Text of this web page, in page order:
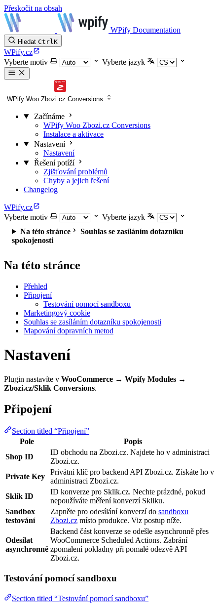
Přeskočit na obsah
WPify Documentation
Hledat CtrlK
WPify.cz
Vyberte motiv
Vyberte jazyk
WPify Woo Zbozi.cz Conversions
Začínáme
WPify Woo Zbozi.cz Conversions
Instalace a aktivace
Nastavení
Nastavení
Řešení potíží
Zjišťování problémů
Chyby a jejich řešení
Changelog
WPify.cz
Vyberte motiv
Vyberte jazyk
Na této stránce
Souhlas se zasíláním dotazníku
spokojenosti
Na této stránce
Přehled
Připojení
Testování pomocí sandboxu
Marketingový cookie
Souhlas se zasíláním dotazníku spokojenosti
Mapování dopravních metod
Nastavení
Plugin nastavíte v WooCommerce → Wpify Modules →
Zbozi.cz/Sklik Conversions.
Připojení
Section titled “Připojení”
Pole
Popis
Shop ID
ID obchodu na Zbozi.cz. Najdete ho v administraci
Zbozi.cz.
Private Key
Privátní klíč pro backend API Zbozi.cz. Získáte ho v
administraci Zbozi.cz.
Sklik ID
ID konverze pro Sklik.cz. Nechte prázdné, pokud
nepoužíváte měření konverzí Skliku.
Sandbox
testování
Zapněte pro odesílání konverzí do sandboxu
Zbozi.cz místo produkce. Viz postup níže.
Odesílat
asynchronně
Backend část konverze se odešle asynchronně přes
WooCommerce Scheduled Actions. Zabrání
zpomalení pokladny při pomalé odezvě API
Zbozi.cz.
Testování pomocí sandboxu
Section titled “Testování pomocí sandboxu”